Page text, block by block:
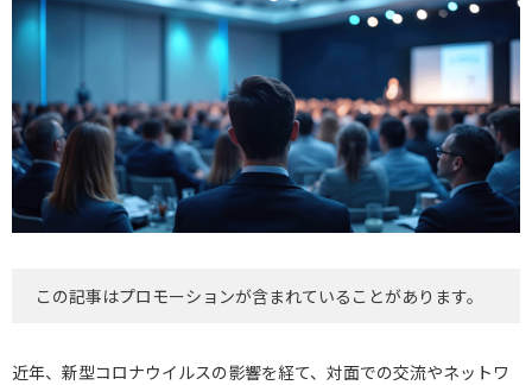
この記事はプロモーションが含まれていることがあります。
近年、新型コロナウイルスの影響を経て、対面での交流やネットワ